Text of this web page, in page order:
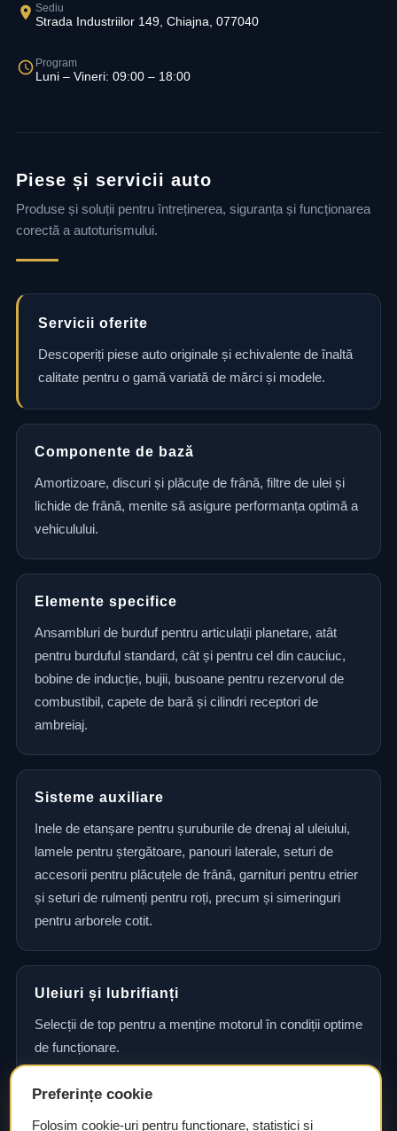
Sediu
Strada Industriilor 149, Chiajna, 077040
Program
Luni – Vineri: 09:00 – 18:00
Piese și servicii auto
Produse și soluții pentru întreținerea, siguranța și funcționarea
corectă a autoturismului.
Servicii oferite
Descoperiți piese auto originale și echivalente de înaltă
calitate pentru o gamă variată de mărci și modele.
Componente de bază
Amortizoare, discuri și plăcuțe de frână, filtre de ulei și
lichide de frână, menite să asigure performanța optimă a
vehiculului.
Elemente specifice
Ansambluri de burduf pentru articulații planetare, atât
pentru burduful standard, cât și pentru cel din cauciuc,
bobine de inducție, bujii, busoane pentru rezervorul de
combustibil, capete de bară și cilindri receptori de
ambreiaj.
Sisteme auxiliare
Inele de etanșare pentru șuruburile de drenaj al uleiului,
lamele pentru ștergătoare, panouri laterale, seturi de
accesorii pentru plăcuțele de frână, garnituri pentru etrier
și seturi de rulmenți pentru roți, precum și simeringuri
pentru arborele cotit.
Uleiuri și lubrifianți
Selecții de top pentru a menține motorul în condiții optime
de funcționare.
Consultanță și asistență tehnică
Preferințe cookie
Folosim cookie-uri pentru funcționare, statistici și